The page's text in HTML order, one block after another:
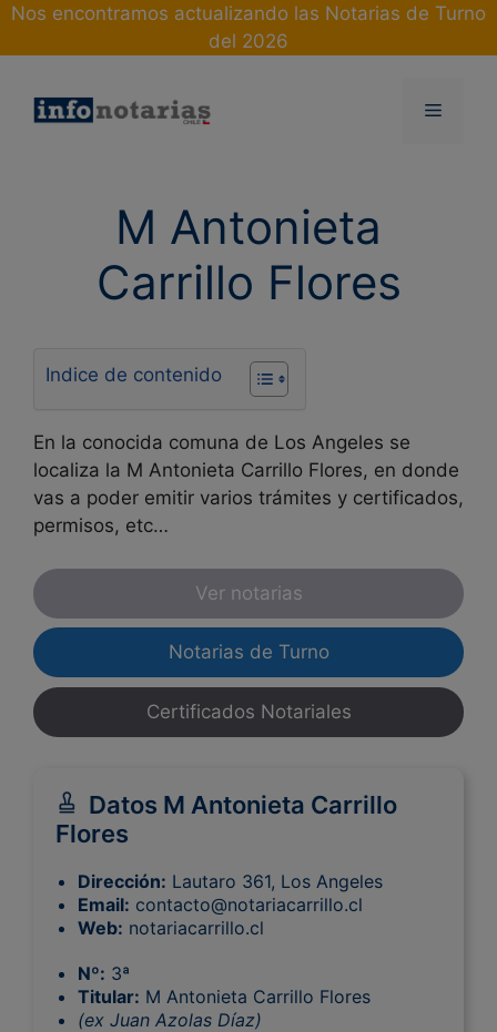
Skip
Nos encontramos actualizando las Notarias de Turno
del 2026
Menu
M Antonieta
Carrillo Flores
Indice de contenido
En la conocida comuna de Los Angeles se
localiza la M Antonieta Carrillo Flores, en donde
vas a poder emitir varios trámites y certificados,
permisos, etc…
Ver notarias
Notarias de Turno
Certificados Notariales
Datos M Antonieta Carrillo
Flores
Dirección: Lautaro 361, Los Angeles
Email: contacto@notariacarrillo.cl
Web: notariacarrillo.cl
Nº: 3ª
Titular: M Antonieta Carrillo Flores
(ex Juan Azolas Díaz)